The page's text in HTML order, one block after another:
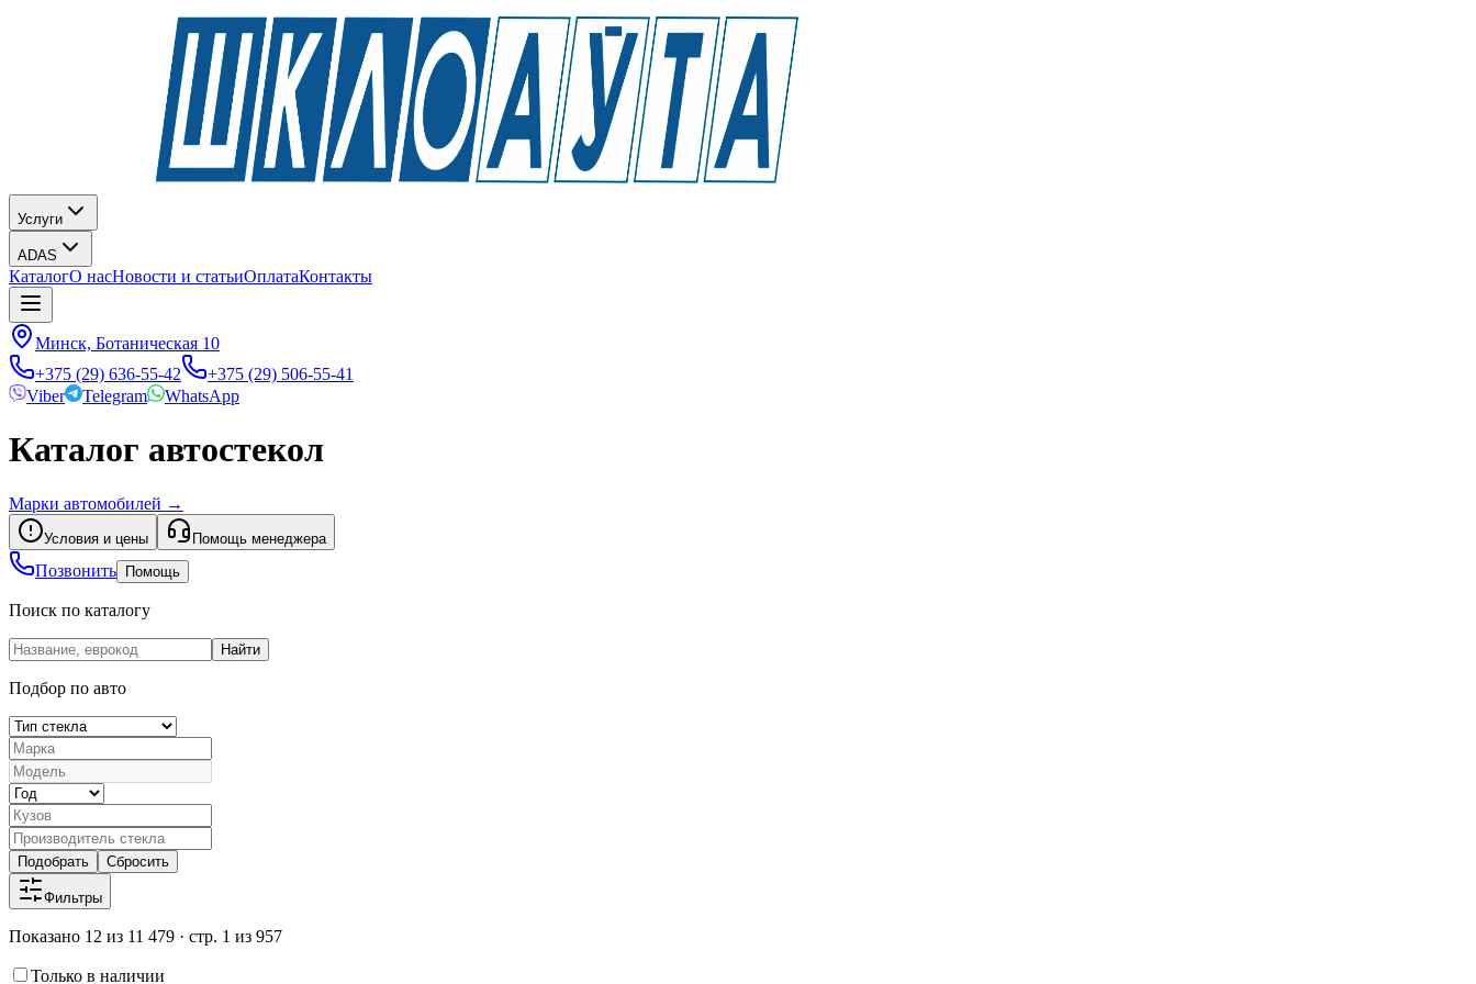
Услуги
ADAS
КаталогО насНовости и статьиОплатаКонтакты
Минск, Ботаническая 10
+375 (29) 636-55-42
+375 (29) 506-55-41
Viber
Telegram WhatsApp
Каталог автостекол
Марки автомобилей →
Условия и цены Помощь менеджера
Позвонить Помощь
Поиск по каталогу
Найти
Подбор по авто
Подобрать Сбросить
Фильтры
Показано 12 из 11 479 · стр. 1 из 957
Только в наличии